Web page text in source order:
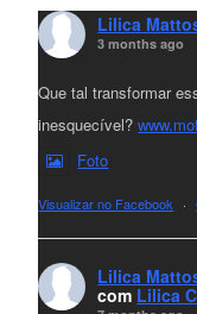
Lilica
3 months ago
Que tal transformar
inesquecível?
Foto
Visualizar no Facebook ·
Lilica
com Lilica